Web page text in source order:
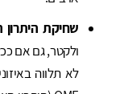
שחיקת היתרון
ולקטר, גם אם
לא תלווה